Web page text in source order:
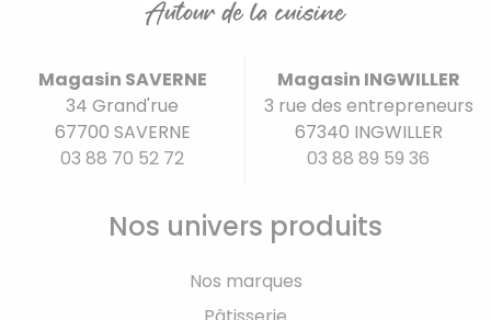
Magasin SAVERNE
34 Grand'rue
67700 SAVERNE
03 88 70 52 72
Magasin INGWILLER
3 rue des entrepreneurs
67340 INGWILLER
03 88 89 59 36
Nos univers produits
Nos marques